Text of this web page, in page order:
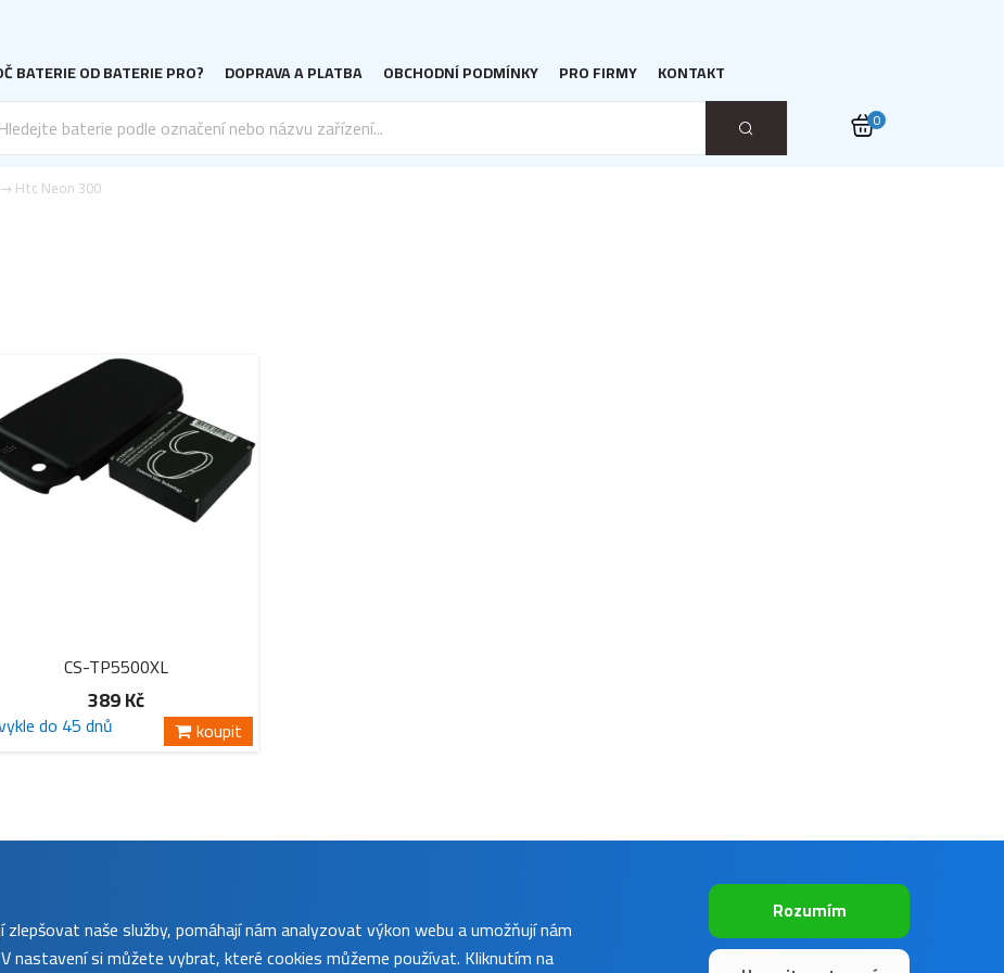
BATERIE OD BATERIE PRO? DOPRAVA A PLATBA OBCHODNÍ PODMÍNKY PRO FIRMY KONTAKT
0
Htc Neon 300
CS-TP5500XL
389 Kč
do 45 dnů koupit
naše služby, pomáhají nám analyzovat výkon webu a umožňují nám
nastavení si můžete vybrat, které cookies můžeme používat. Kliknutím na
Rozumím